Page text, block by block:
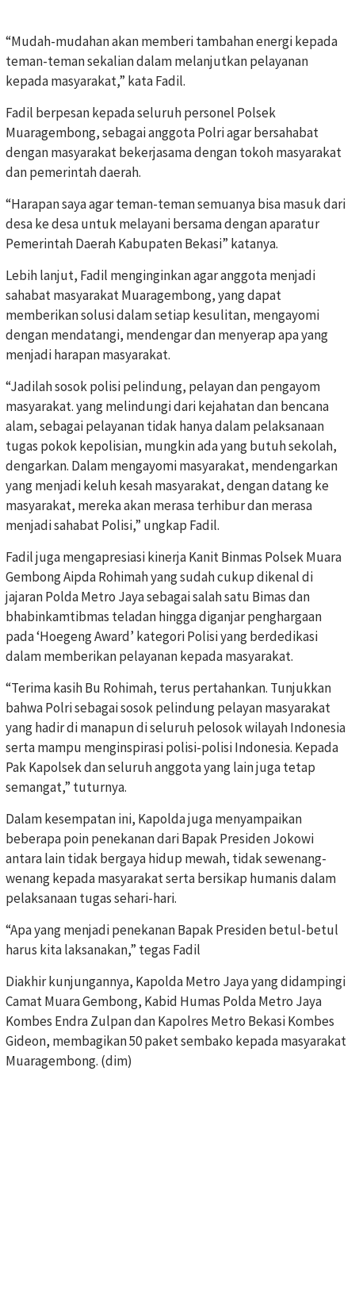
“Mudah-mudahan akan memberi tambahan energi kepada
teman-teman sekalian dalam melanjutkan pelayanan
kepada masyarakat,” kata Fadil.
Fadil berpesan kepada seluruh personel Polsek
Muaragembong, sebagai anggota Polri agar bersahabat
dengan masyarakat bekerjasama dengan tokoh masyarakat
dan pemerintah daerah.
“Harapan saya agar teman-teman semuanya bisa masuk dari
desa ke desa untuk melayani bersama dengan aparatur
Pemerintah Daerah Kabupaten Bekasi” katanya.
Lebih lanjut, Fadil menginginkan agar anggota menjadi
sahabat masyarakat Muaragembong, yang dapat
memberikan solusi dalam setiap kesulitan, mengayomi
dengan mendatangi, mendengar dan menyerap apa yang
menjadi harapan masyarakat.
“Jadilah sosok polisi pelindung, pelayan dan pengayom
masyarakat. yang melindungi dari kejahatan dan bencana
alam, sebagai pelayanan tidak hanya dalam pelaksanaan
tugas pokok kepolisian, mungkin ada yang butuh sekolah,
dengarkan. Dalam mengayomi masyarakat, mendengarkan
yang menjadi keluh kesah masyarakat, dengan datang ke
masyarakat, mereka akan merasa terhibur dan merasa
menjadi sahabat Polisi,” ungkap Fadil.
Fadil juga mengapresiasi kinerja Kanit Binmas Polsek Muara
Gembong Aipda Rohimah yang sudah cukup dikenal di
jajaran Polda Metro Jaya sebagai salah satu Bimas dan
bhabinkamtibmas teladan hingga diganjar penghargaan
pada ‘Hoegeng Award’ kategori Polisi yang berdedikasi
dalam memberikan pelayanan kepada masyarakat.
“Terima kasih Bu Rohimah, terus pertahankan. Tunjukkan
bahwa Polri sebagai sosok pelindung pelayan masyarakat
yang hadir di manapun di seluruh pelosok wilayah Indonesia
serta mampu menginspirasi polisi-polisi Indonesia. Kepada
Pak Kapolsek dan seluruh anggota yang lain juga tetap
semangat,” tuturnya.
Dalam kesempatan ini, Kapolda juga menyampaikan
beberapa poin penekanan dari Bapak Presiden Jokowi
antara lain tidak bergaya hidup mewah, tidak sewenang-
wenang kepada masyarakat serta bersikap humanis dalam
pelaksanaan tugas sehari-hari.
“Apa yang menjadi penekanan Bapak Presiden betul-betul
harus kita laksanakan,” tegas Fadil
Diakhir kunjungannya, Kapolda Metro Jaya yang didampingi
Camat Muara Gembong, Kabid Humas Polda Metro Jaya
Kombes Endra Zulpan dan Kapolres Metro Bekasi Kombes
Gideon, membagikan 50 paket sembako kepada masyarakat
Muaragembong. (dim)